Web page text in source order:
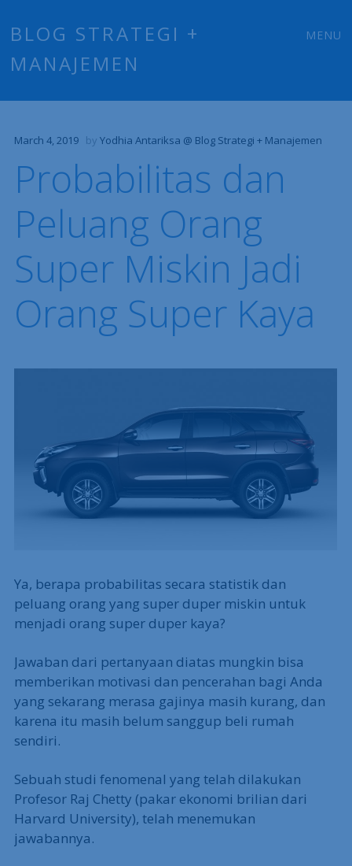
BLOG STRATEGI +
MANAJEMEN
MENU
March 4, 2019 by Yodhia Antariksa @ Blog Strategi + Manajemen
Probabilitas dan
Peluang Orang
Super Miskin Jadi
Orang Super Kaya
Ya, berapa probabilitas secara statistik dan
peluang orang yang super duper miskin untuk
menjadi orang super duper kaya?
Jawaban dari pertanyaan diatas mungkin bisa
memberikan motivasi dan pencerahan bagi Anda
yang sekarang merasa gajinya masih kurang, dan
karena itu masih belum sanggup beli rumah
sendiri.
Sebuah studi fenomenal yang telah dilakukan
Profesor Raj Chetty (pakar ekonomi brilian dari
Harvard University), telah menemukan
jawabannya.